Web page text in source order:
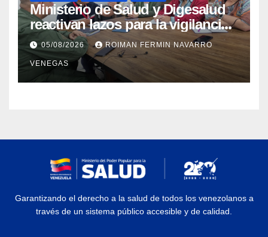
Ministerio de Salud y Digesalud
reactivan lazos para la vigilancia
epidemiológica y el control de
enfermedades
05/08/2026 ROIMAN FERMIN NAVARRO
VENEGAS
Garantizando el derecho a la salud de todos los venezolanos a
través de un sistema público accesible y de calidad.